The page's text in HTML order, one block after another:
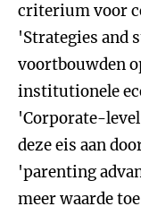
criterium voor
'Strategies and
voortbouwden
institutionele
'Corporate-
deze eis aan
'parenting
meer waarde